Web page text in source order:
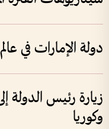
دولة الإمارات في
زيارة رئيس الدولة
وكوريا